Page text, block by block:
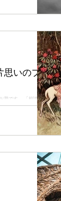
。 惑星は、在住する星
にして基本中の基本
思いのプラ
題です。 「相談者は
うもの。 繰り返しの
受けた時刻と場所でホ
す。占術でいえば易